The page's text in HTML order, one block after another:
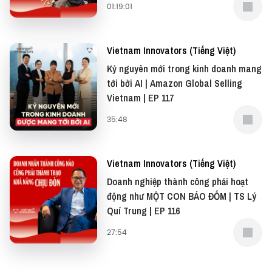
team@vietcetera.com
Đọc bài viết về những nhà tiên phong trên kho nội
dung trên Vietnam Innovators tại:
https://vietcetera.com/vn/bo-suu-tap/vietnam-
innovator
01:19:01
Vietnam Innovators (Tiếng Việt)
Kỷ nguyên mới trong kinh doanh mang
tới bởi AI | Amazon Global Selling
Vietnam | EP 117
35:48
Vietnam Innovators (Tiếng Việt)
Doanh nghiệp thành công phải hoạt
động như MỘT CON BÁO ĐỐM | TS Lý
Quí Trung | EP 116
27:54